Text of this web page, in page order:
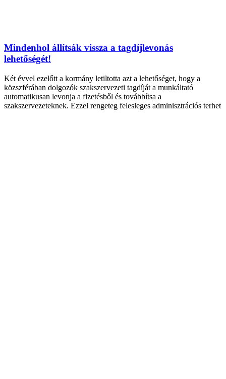
Mindenhol állítsák vissza a tagdíjlevonás
lehetőségét!
Két évvel ezelőtt a kormány letiltotta azt a lehetőséget, hogy a
közszférában dolgozók szakszervezeti tagdíját a munkáltató
automatikusan levonja a fizetésből és továbbítsa a
szakszervezeteknek. Ezzel rengeteg felesleges adminisztrációs terhet